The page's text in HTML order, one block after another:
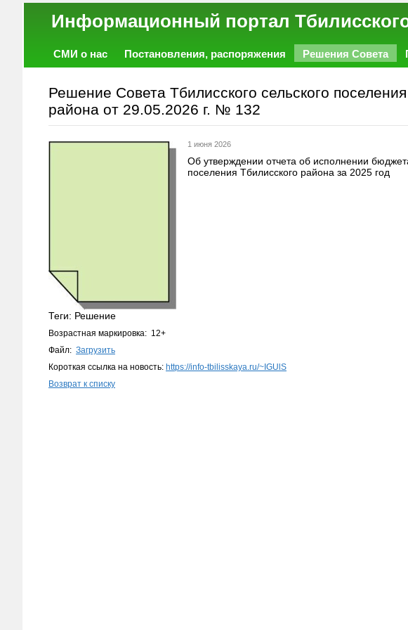
Информационный портал
СМИ о нас Постановления, распоряжения Решения Совета
Решение Совета Тбилисского сельского
района от 29.05.2026 г. № 132
1 июня 2026
Об утверждении отчета об исполнении
поселения Тбилисского района за 2025 год
Теги: Решение
Возрастная маркировка: 12+
Файл: Загрузить
Короткая ссылка на новость: https://info-tbilisskaya.ru/~IGUlS
Возврат к списку